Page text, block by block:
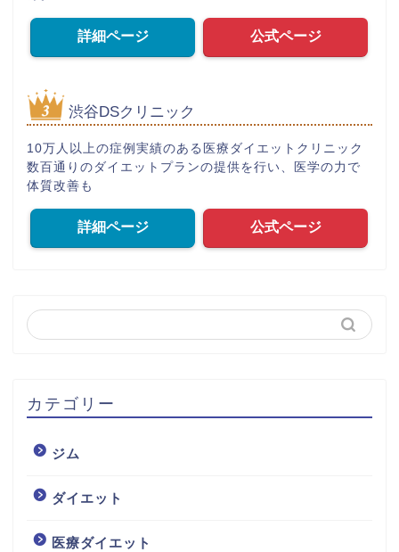
詳細ページ 公式ページ
渋谷DSクリニック
10万人以上の症例実績のある医療ダイエットクリニック
数百通りのダイエットプランの提供を行い、医学の力で
体質改善も
詳細ページ 公式ページ
カテゴリー
ジム
ダイエット
医療ダイエット